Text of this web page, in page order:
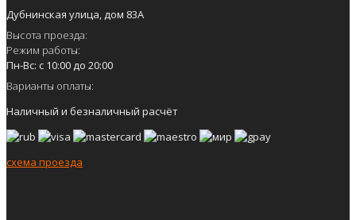
Дубнинская улица, дом 83А
Высота проезда:
Режим работы:
Пн-Вс: с 10:00 до 20:00
Варианты оплаты:
Наличный и безналичный расчёт
схема проезда